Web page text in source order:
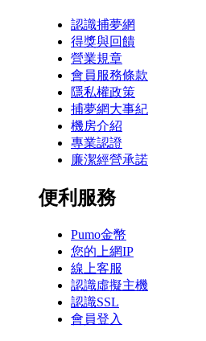
認識捕夢網
得獎與回饋
營業規章
會員服務條款
隱私權政策
捕夢網大事紀
機房介紹
專業認證
廉潔經營承諾
便利服務
Pumo金幣
您的上網IP
線上客服
認識虛擬主機
認識SSL
會員登入